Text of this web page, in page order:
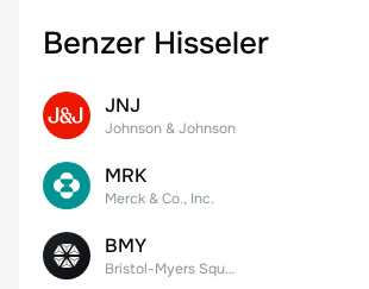
Benzer Hisseler
JNJ
Johnson & Johnson
MRK
Merck & Co., Inc.
BMY
Bristol-Myers Squibb Co.